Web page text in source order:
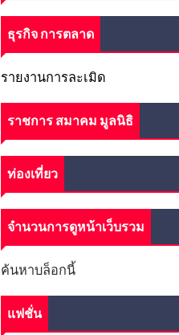
ธุรกิจ การตลาด
รายงานการละเมิด
ราชการ สมาคม มูลนิธิ
ท่องเที่ยว
จำนวนการดูหน้าเว็บรวม
ค้นหาบล็อกนี้
แฟชั่น